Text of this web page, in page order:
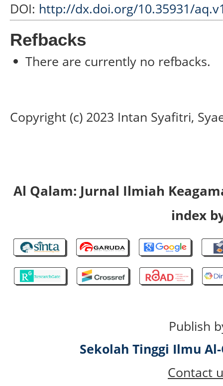
DOI: http://dx.doi.org/10.35931/
Refbacks
There are currently no refbacks.
Copyright (c) 2023 Intan Syafitri,
Al Qalam: Jurnal Ilmiah
index
Publish
Sekolah Tinggi Ilmu
Contact